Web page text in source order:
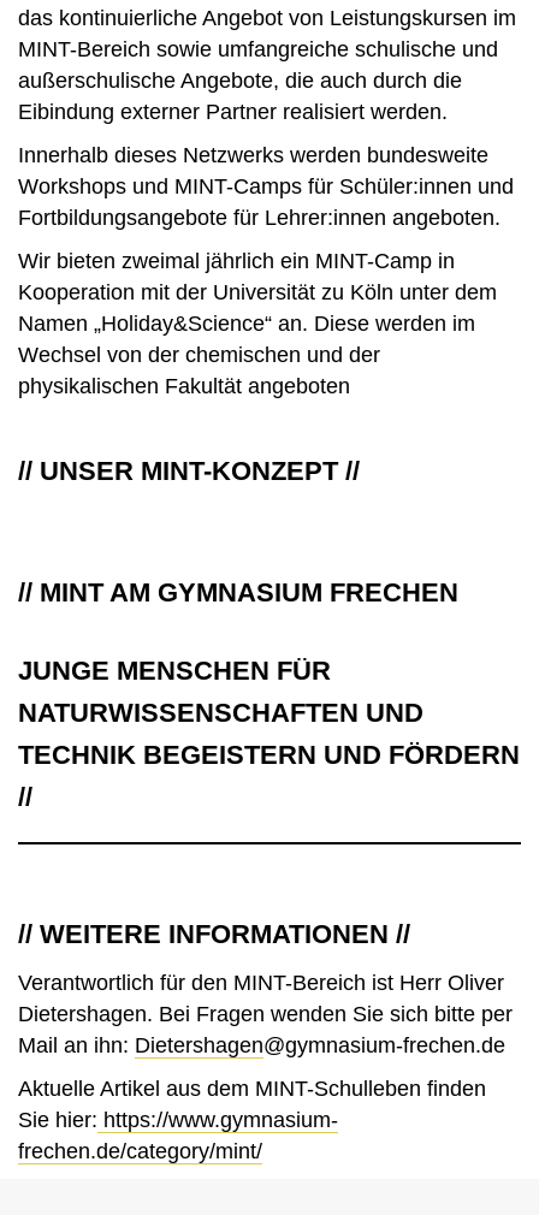
das kontinuierliche Angebot von Leistungskursen im
MINT-Bereich sowie umfangreiche schulische und
außerschulische Angebote, die auch durch die
Eibindung externer Partner realisiert werden.
Innerhalb dieses Netzwerks werden bundesweite
Workshops und MINT-Camps für Schüler:innen und
Fortbildungsangebote für Lehrer:innen angeboten.
Wir bieten zweimal jährlich ein MINT-Camp in
Kooperation mit der Universität zu Köln unter dem
Namen „Holiday&Science“ an. Diese werden im
Wechsel von der chemischen und der
physikalischen Fakultät angeboten
// UNSER MINT-KONZEPT //
// MINT AM GYMNASIUM FRECHEN
JUNGE MENSCHEN FÜR
NATURWISSENSCHAFTEN UND
TECHNIK BEGEISTERN UND FÖRDERN
//
// WEITERE INFORMATIONEN //
Verantwortlich für den MINT-Bereich ist Herr Oliver
Dietershagen. Bei Fragen wenden Sie sich bitte per
Mail an ihn: Dietershagen@gymnasium-frechen.de
Aktuelle Artikel aus dem MINT-Schulleben finden
Sie hier: https://www.gymnasium-
frechen.de/category/mint/